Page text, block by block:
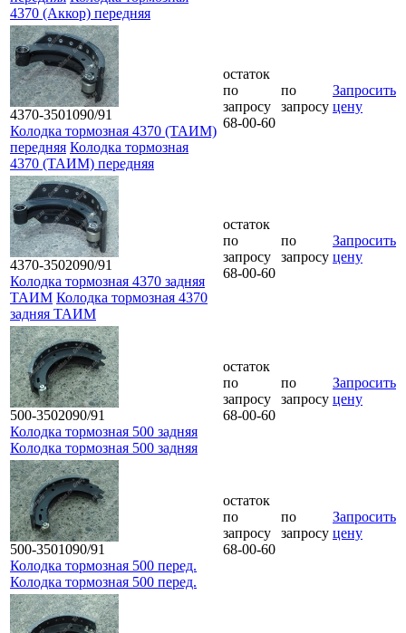
4370 (Аккор) передняя
4370-3501090/91
Колодка тормозная 4370 (ТАИМ)
передняя Колодка тормозная
4370 (ТАИМ) передняя
остаток
по
запросу
68-00-60
по
запросу
Запросить
цену
4370-3502090/91
Колодка тормозная 4370 задняя
ТАИМ Колодка тормозная 4370
задняя ТАИМ
остаток
по
запросу
68-00-60
по
запросу
Запросить
цену
500-3502090/91
Колодка тормозная 500 задняя
Колодка тормозная 500 задняя
остаток
по
запросу
68-00-60
по
запросу
Запросить
цену
500-3501090/91
Колодка тормозная 500 перед.
Колодка тормозная 500 перед.
остаток
по
запросу
68-00-60
по
запросу
Запросить
цену